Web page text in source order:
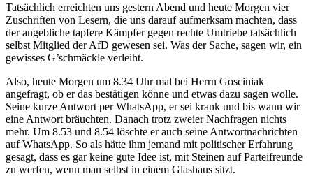
Tatsächlich erreichten uns gestern Abend und heute Morgen vier
Zuschriften von Lesern, die uns darauf aufmerksam machten, dass
der angebliche tapfere Kämpfer gegen rechte Umtriebe tatsächlich
selbst Mitglied der AfD gewesen sei. Was der Sache, sagen wir, ein
gewisses G’schmäckle verleiht.
Also, heute Morgen um 8.34 Uhr mal bei Herrn Gosciniak
angefragt, ob er das bestätigen könne und etwas dazu sagen wolle.
Seine kurze Antwort per WhatsApp, er sei krank und bis wann wir
eine Antwort bräuchten. Danach trotz zweier Nachfragen nichts
mehr. Um 8.53 und 8.54 löschte er auch seine Antwortnachrichten
auf WhatsApp. So als hätte ihm jemand mit politischer Erfahrung
gesagt, dass es gar keine gute Idee ist, mit Steinen auf Parteifreunde
zu werfen, wenn man selbst in einem Glashaus sitzt.